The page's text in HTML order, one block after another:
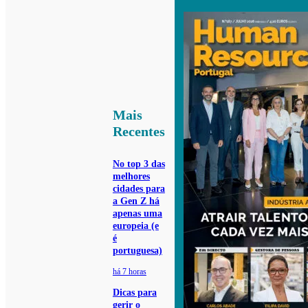
Mais
Recentes
No top 3 das
melhores
cidades para
a Gen Z há
apenas uma
europeia (e
é
portuguesa)
há 7 horas
Dicas para
gerir o